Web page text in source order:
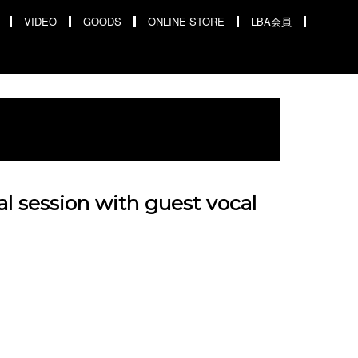
VIDEO GOODS ONLINE STORE LBA会員
session with guest vocal